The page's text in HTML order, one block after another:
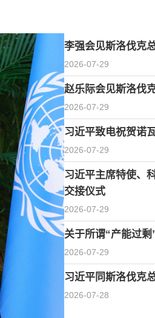
李强会见斯洛伐克
2026-07-29
赵乐际会见斯洛伐
2026-07-29
习近平致电祝贺诺
2026-07-29
习近平主席特使、
交接仪式
2026-07-29
关于所谓“产能过
2026-07-29
习近平同斯洛伐克
2026-07-28